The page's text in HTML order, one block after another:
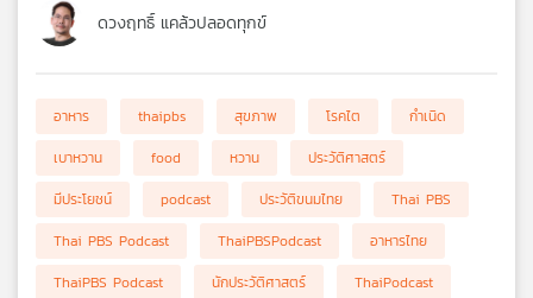
แผนที่
ดวงฤทธิ์ แคล้วปลอดทุกข์
อาหาร thaipbs สุขภาพ โรคไต
กำเนิด
เบาหวาน
food หวาน
ประวัติศาสตร์
มีประโยชน์
podcast ประวัติขนมไทย
Thai PBS
Thai PBS Podcast
ThaiPBSPodcast
อาหารไทย
ThaiPBS Podcast
นักประวัติศาสตร์
ThaiPodcast